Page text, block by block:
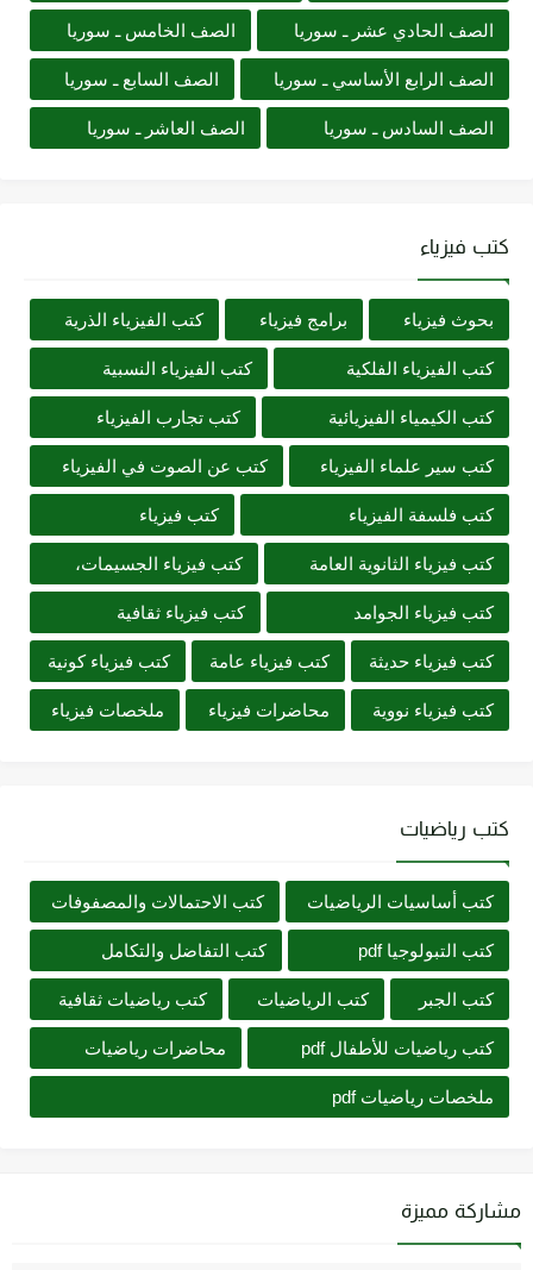
الصف الحادي عشر ـ سوريا الصف الخامس ـ سوريا
الصف الرابع الأساسي ـ سوريا الصف السابع ـ سوريا
الصف السادس ـ سوريا الصف العاشر ـ سوريا
كتب فيزياء
بحوث فيزياء برامج فيزياء كتب الفيزياء الذرية
كتب الفيزياء الفلكية كتب الفيزياء النسبية
كتب الكيمياء الفيزيائية كتب تجارب الفيزياء
كتب سير علماء الفيزياء كتب عن الصوت في الفيزياء
كتب فلسفة الفيزياء كتب فيزياء
كتب فيزياء الثانوية العامة كتب فيزياء الجسيمات،
كتب فيزياء الجوامد كتب فيزياء ثقافية
كتب فيزياء حديثة كتب فيزياء عامة كتب فيزياء كونية
كتب فيزياء نووية محاضرات فيزياء ملخصات فيزياء
كتب رياضيات
كتب أساسيات الرياضيات كتب الاحتمالات والمصفوفات
كتب التبولوجيا pdf كتب التفاضل والتكامل
كتب الجبر كتب الرياضيات كتب رياضيات ثقافية
كتب رياضيات للأطفال pdf محاضرات رياضيات
ملخصات رياضيات pdf
مشاركة مميزة